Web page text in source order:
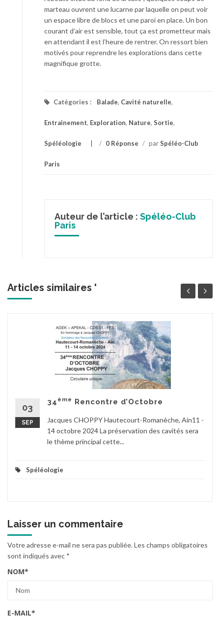
marteau ouvrent une lucarne par laquelle on peut voir
un espace libre de blocs et une paroi en place. Un bon
courant d’air est sensible, tout ça est prometteur mais
en attendant il est l’heure de rentrer. On ressort bien
motivés pour reprendre les explorations dans cette
magnifique grotte.
Catégories : Balade, Cavité naturelle,
Entrainement, Exploration, Nature, Sortie,
Spéléologie / 0 Réponse / parSpéléo-Club
Paris
Auteur de l’article : Spéléo-Club
Paris
Articles similaires '
03
SEP
34 ème Rencontre d’Octobre
Jacques CHOPPY Hautecourt-Romanèche, Ain11 -
14 octobre 2024 La préservation des cavités sera
le thème principal cette...
Spéléologie
Laisser un commentaire
Votre adresse e-mail ne sera pas publiée.Les champs obligatoires
sont indiqués avec *
NOM*
E-MAIL*